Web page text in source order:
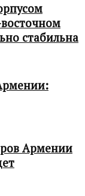
стабильна
Армении